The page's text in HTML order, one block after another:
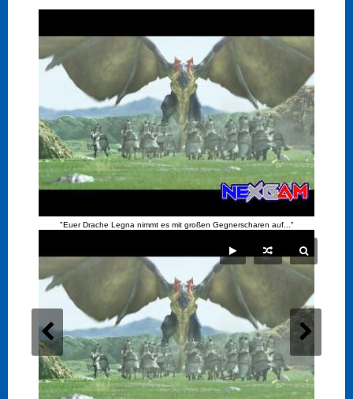
"Euer Drache Legna nimmt es mit großen Gegnerscharen auf..."